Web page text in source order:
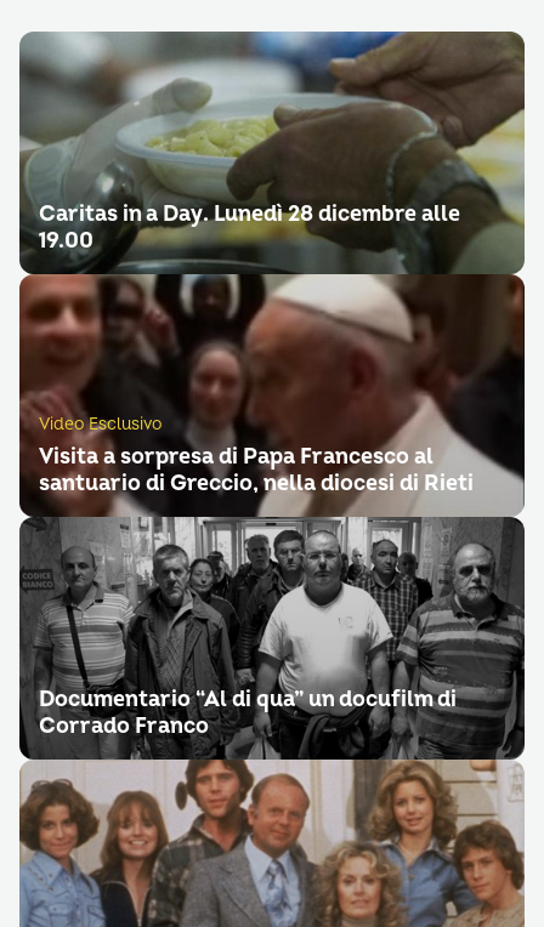
Caritas in a Day. Lunedì 28 dicembre alle
19.00
Video Esclusivo
Visita a sorpresa di Papa Francesco al
santuario di Greccio, nella diocesi di Rieti
Documentario “Al di qua” un docufilm di
Corrado Franco